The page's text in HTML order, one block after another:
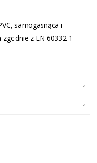
samogasnąca i
z EN 60332-1